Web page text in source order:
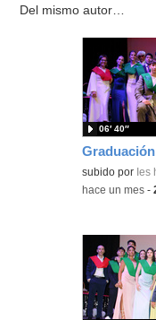
Del mismo autor…
subido por Ies
06′ 40″
-hace un mes-